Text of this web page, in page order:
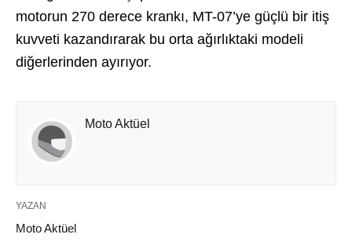
motorun 270 derece krankı, MT-07’ye güçlü bir itiş
kuvveti kazandırarak bu orta ağırlıktaki modeli
diğerlerinden ayırıyor.
Moto Aktüel
YAZAN
Moto Aktüel